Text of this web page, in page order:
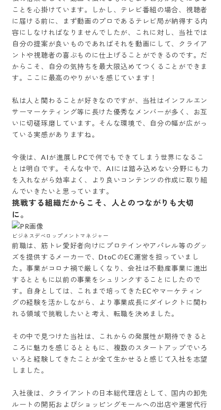
ことを心掛けています。しかし、テレビ番組の場合、視聴者
に届ける前に、まず動画のプロであるテレビ局が納得する内
容にしなければなりませんでしたが、これに対し、当社では
自分の提案が良いものであればそれを動画にして、クライア
ントや視聴者の喜ぶものに仕上げることができるのです。だ
からこそ、自分の気持ちを最大限込めてつくることができま
す。ここに最高のやりがいを感じています！
私は人と関わることが好きなのですが、当社はインフルエン
サーマーケティング等に長けた優秀なメンバーが多く、お互
いに切磋琢磨しています。そんな環境で、自分の幅が広がっ
ている実感がありますね。
今後は、AIが進展しPCで何でもできてしまう世界になるこ
とは明白です。そんな中で、AIには踏み込めない分野にも力
を入れながら効率よく、より良いコンテンツの作成に取り組
んでいきたいと思っています。
挑戦する組織だからこそ、人とのつながりも大切
に。
前職は、筋トレ愛好者向けにプロテインやアパレル等のグッ
ズを提供するメーカーで、DtoCのEC運営を担っていまし
た。事業がコロナ禍で厳しくなり、会社は不動産事業に進出
するとともに以前の事業をシュリンクすることにしたので
す。自身としては、これまで培ってきたECやマーケティン
グの経験を活かしながら、より事業成長にダイレクトに関わ
れる領域で挑戦したいと考え、転職を決めました。
その中で見つけた当社は、これからの発展性が期待できると
ころに魅力を感じるとともに、複数のスタートアップでいろ
いろと経験してきたことが全て生かせると感じて入社を志望
しました。
入社後は、クライアントの日本総代理店として、国内の卸先
ルートの開拓およびショッピングモールへの出店や運営代行